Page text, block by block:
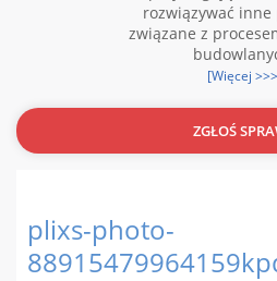
rozwiązywać
związane z
[Więcej
ZGŁOŚ
plixs-photo-